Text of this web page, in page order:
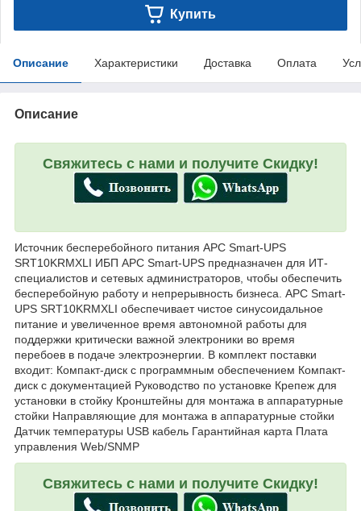
Купить
Описание Характеристики Доставка Оплата
Описание
Свяжитесь с нами и получите Скидку!
Источник бесперебойного питания APC Smart-UPS
SRT10KRMXLI ИБП APC Smart-UPS предназначен для ИТ-
специалистов и сетевых администраторов, чтобы обеспечить
бесперебойную работу и непрерывность бизнеса. APC Smart-
UPS SRT10KRMXLI обеспечивает чистое синусоидальное
питание и увеличенное время автономной работы для
поддержки критически важной электроники во время
перебоев в подаче электроэнергии. В комплект поставки
входит: Компакт-диск с программным обеспечением Компакт-
диск с документацией Руководство по установке Крепеж для
установки в стойку Кронштейны для монтажа в аппаратурные
стойки Направляющие для монтажа в аппаратурные стойки
Датчик температуры USB кабель Гарантийная карта Плата
управления Web/SNMP
Свяжитесь с нами и получите Скидку!